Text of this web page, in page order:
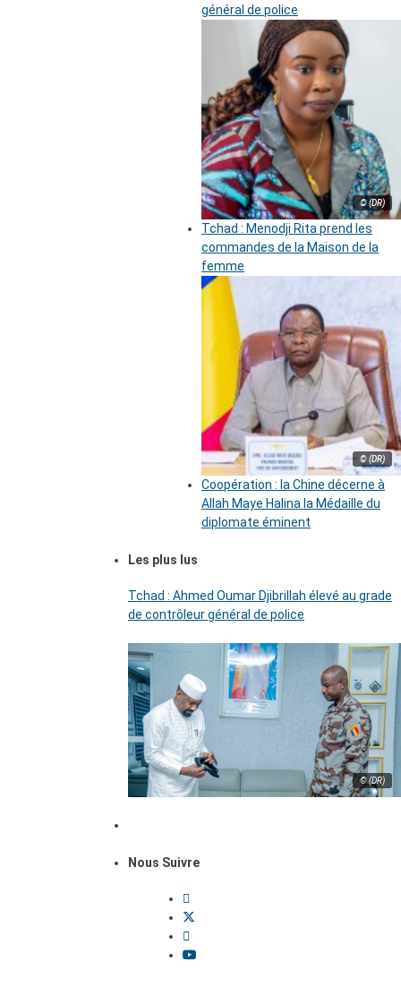
général de police
© (DR)
Tchad : Menodji Rita prend les
commandes de la Maison de la
femme
© (DR)
Coopération : la Chine décerne à
Allah Maye Halina la Médaille du
diplomate éminent
Les plus lus
Tchad : Ahmed Oumar Djibrillah élevé au grade
de contrôleur général de police
© (DR)
Nous Suivre